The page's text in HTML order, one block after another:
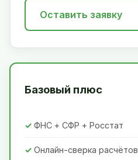
Оставить заявку
Базовый плюс
ФНС + СФР + Росстат
Онлайн-сверка расчётов